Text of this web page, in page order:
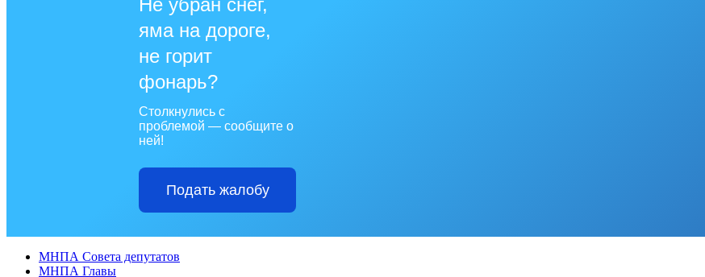
яма на дороге,
не горит
фонарь?
Столкнулись с
проблемой — сообщите о
ней!
Подать жалобу
МНПА Совета депутатов
МНПА Главы